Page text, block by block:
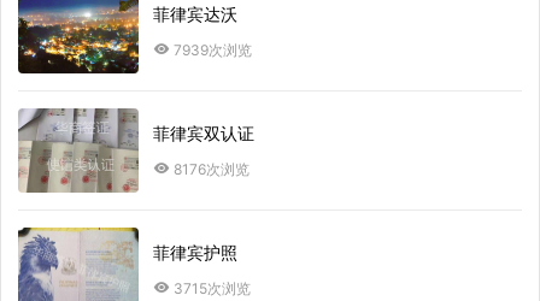
菲律宾达沃
7939次浏览
菲律宾双认证
8176次浏览
菲律宾护照
3715次浏览